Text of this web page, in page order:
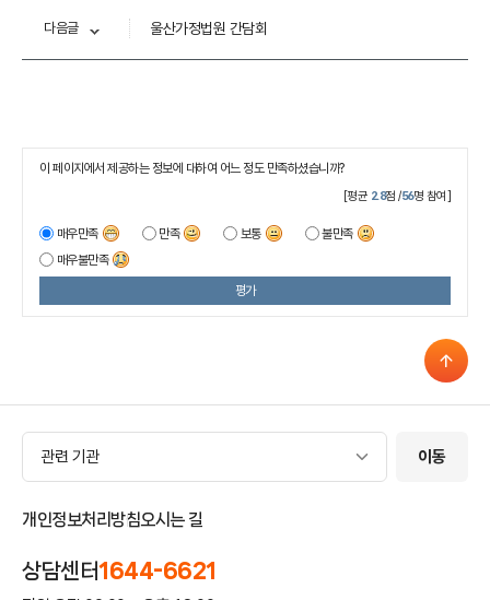
다음글 울산가정법원 간담회
이 페이지에서 제공하는 정보에 대하여 어느 정도 만족하셨습니까?
[평균 2.8점 /56명 참여]
매우만족 만족 보통
불만족
매우불만족
평가
관련 기관
관련 기관 이동
개인정보처리방침오시는 길
상담센터1644-6621